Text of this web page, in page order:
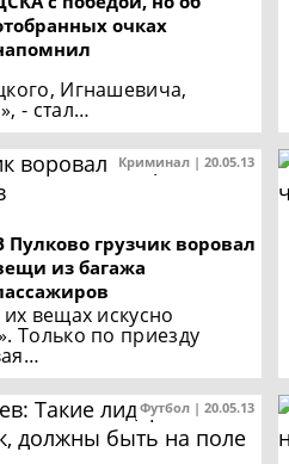
очках
Игнашевича,
- стал…
Криминал | 20.05.13
Пулково грузчик воровал
из багажа
вещах искусно
Только по приезду
Футбол | 20.05.13